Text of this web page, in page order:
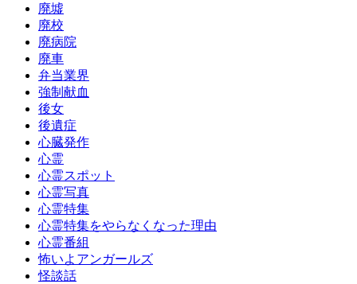
廃墟
廃校
廃病院
廃車
弁当業界
強制献血
後女
後遺症
心臓発作
心霊
心霊スポット
心霊写真
心霊特集
心霊特集をやらなくなった理由
心霊番組
怖いよアンガールズ
怪談話